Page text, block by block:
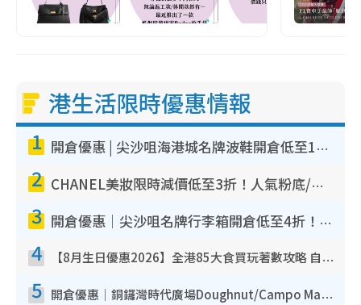
港生活限時優惠情報
1 開倉優惠 | 尖沙咀海港城名牌波鞋開倉低至1折！On鞋$899起／Joy&Peace鞋履$98起
2 CHANEL美妝限時減價低至3折！人氣粉底/唇膏/精華液低至$275！COCO香水都有平
3 開倉優惠｜尖沙咀名牌行李箱開倉低至4折！一連5日 American Tourister/ace./Hallmark $200起！
4 【8月生日優惠2026】全港85大食買玩著數攻略 自助餐/火鍋放題同行免費＋誠品/DONKI送現金券
5 開倉優惠｜銅鑼灣時代廣場Doughnut/Campo Marzio開倉低至1折！背囊、書包、手袋劈價$200起